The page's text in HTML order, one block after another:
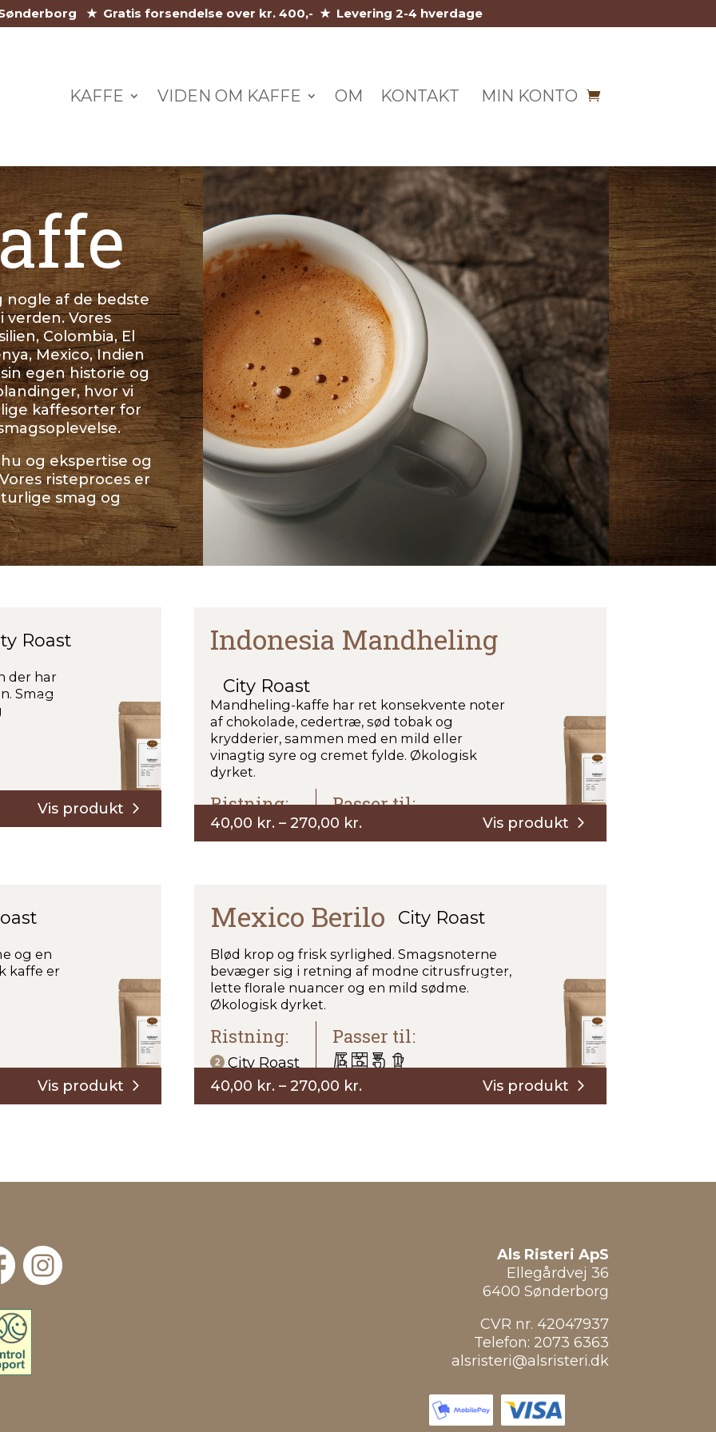
★ Gratis forsendelse over kr. 400,- ★ Levering 2-4 hverdage
KAFFE VIDEN OM KAFFE OM KONTAKT MIN KONTO
nogle af de bedste
Vores
Colombia, El
Mexico, Indien
egen historie og
hvor vi
kaffesorter for
og ekspertise og
risteproces er
smag og
Roast
der har
Smag
Indonesia Mandheling
City Roast
Mandheling-kaffe har ret konsekvente noter
af chokolade, cedertræ, sød tobak og
krydderier, sammen med en mild eller
vinagtig syre og cremet fylde. Økologisk
dyrket.
Ristning:
City Roast
Passer til:
40,00 kr. – 270,00 kr.Prisinterval:
40,00 kr.
og en
kaffe er
Mexico Berilo City Roast
Blød krop og frisk syrlighed. Smagsnoterne
bevæger sig i retning af modne citrusfrugter,
lette florale nuancer og en mild sødme.
Økologisk dyrket.
Ristning:
City Roast
Passer til:
40,00 kr. – 270,00 kr.Prisinterval:
40,00 kr.
Als Risteri ApS
Ellegårdvej 36
6400 Sønderborg
CVR nr. 42047937
Telefon: 2073 6363
alsristeri@alsristeri.dk